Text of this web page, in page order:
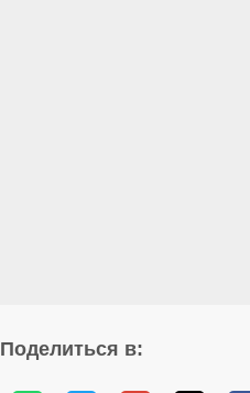
Поделиться в: